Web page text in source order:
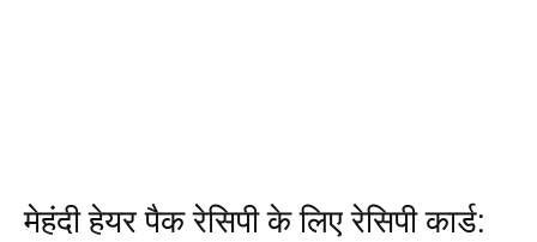
मेहंदी हेयर पैक रेसिपी के लिए रेसिपी कार्ड: